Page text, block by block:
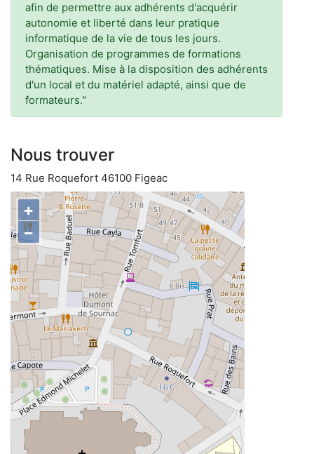
afin de permettre aux adhérents d'acquérir
autonomie et liberté dans leur pratique
informatique de la vie de tous les jours.
Organisation de programmes de formations
thématiques. Mise à la disposition des adhérents
d'un local et du matériel adapté, ainsi que de
formateurs."
Nous trouver
14 Rue Roquefort 46100 Figeac
+
−